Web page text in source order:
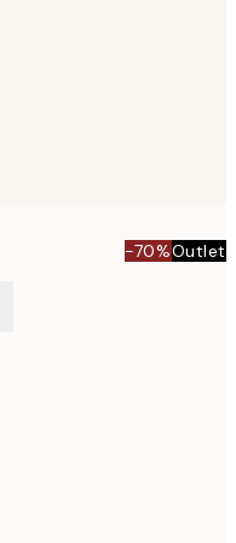
-70%Outlet